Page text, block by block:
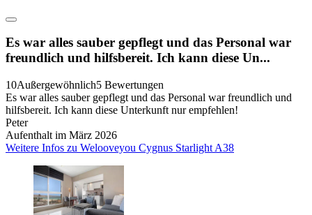
Es war alles sauber gepflegt und das Personal war
freundlich und hilfsbereit. Ich kann diese Un...
10Außergewöhnlich5 Bewertungen
Es war alles sauber gepflegt und das Personal war freundlich und
hilfsbereit. Ich kann diese Unterkunft nur empfehlen!
Peter
Aufenthalt im März 2026
Weitere Infos zu Welooveyou Cygnus Starlight A38